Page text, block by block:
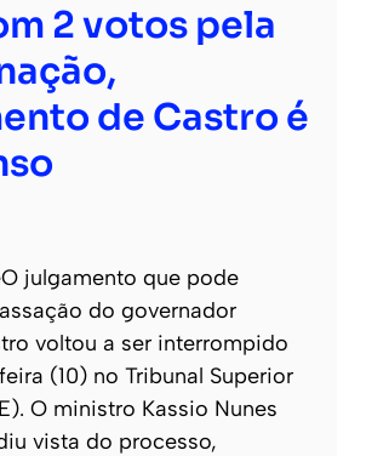
2 votos pela
de Castro é
julgamento que pode
do governador
voltou a ser interrompido
(10) no Tribunal Superior
O ministro Kassio Nunes
vista do processo,